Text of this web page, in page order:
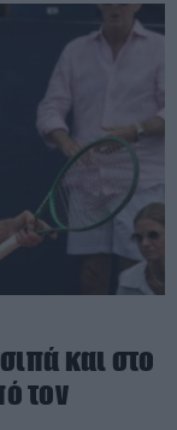
και στο
τον